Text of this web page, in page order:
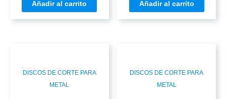
Añadir al carrito Añadir al carrito
DISCOS DE CORTE PARA
METAL
DISCOS DE CORTE PARA
METAL